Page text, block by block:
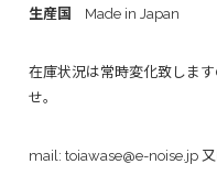
生産国
Made in Japan
在庫状況は常時変化致しま
せ。
mail: toiawase@e-noise.jp